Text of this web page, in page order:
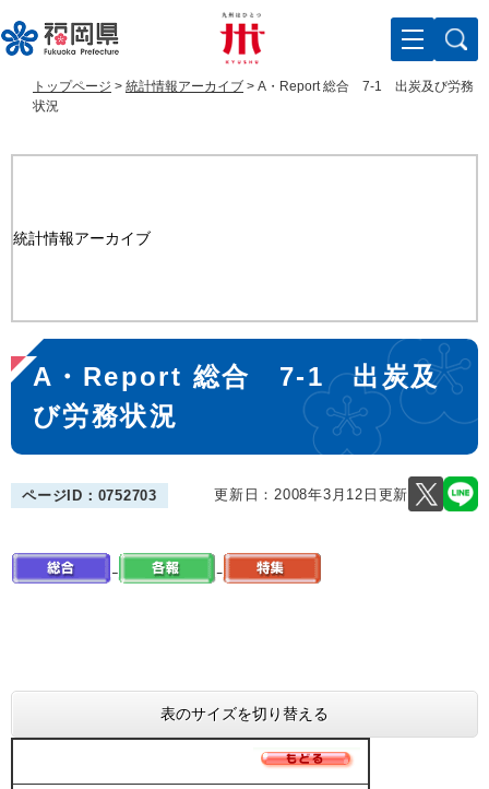
ー
ジ
ニ
ュ
文
トップページ > 統計情報アーカイブ > A・Report 総合 7-1 出炭及び労務
状況
統計情報アーカイブ
本
文
A・Report 総合 7-1 出炭及
び労務状況
ページID：0752703 更新日：2008年3月12日更新
表のサイズを切り替える